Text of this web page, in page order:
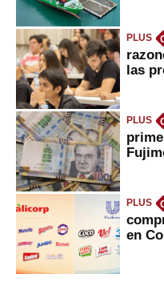
PLUS
las
PLUS
PLUS
en